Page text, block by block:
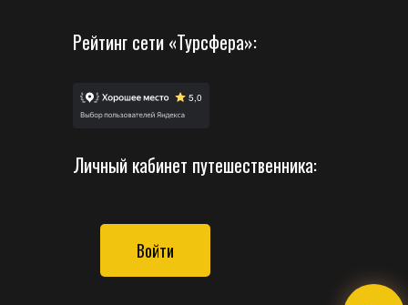
Рейтинг сети «Турсфера»:
Личный кабинет путешественника:
Войти